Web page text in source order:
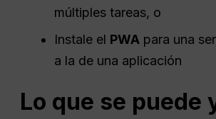
múltiples tareas, o
Instale el PWA para una
a la de una aplicación
Lo que se puede